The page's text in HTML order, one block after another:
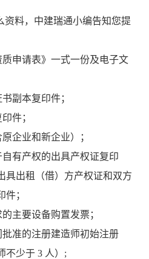
资料，中建瑞通小编告知您提
申请表》一式一份及电子文
副本复印件；
件；
企业和新企业）；
有产权的出具产权证复印
具出租（借）方产权证和双方
；
主要设备购置发票；
准的注册建造师初始注册
不少于 3 人）;